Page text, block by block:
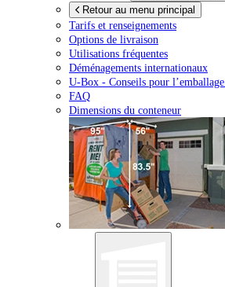
Retour au menu principal
Tarifs et renseignements
Options de livraison
Utilisations fréquentes
Déménagements internationaux
U-Box - Conseils pour
FAQ
Dimensions du conteneur